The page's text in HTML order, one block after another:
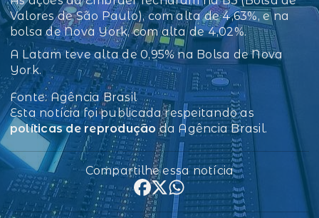
Valores de São Paulo), com alta de 4,63%, e na
bolsa de Nova York, com alta de 4,02%.
A Latam teve alta de 0,95% na Bolsa de Nova
York.
Fonte: Agência Brasil
Esta notícia foi publicada respeitando as
políticas de reproduçãoda Agência Brasil.
Compartilhe essa notícia